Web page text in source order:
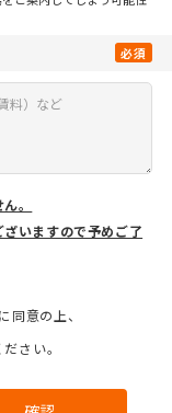
必須
。
いますので予めご了
に同意の上、
さい。